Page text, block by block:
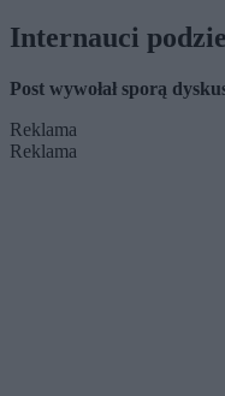
Internauci
Post wywołał sporą
Reklama
Reklama